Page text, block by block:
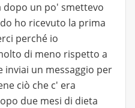
dopo un po' smettevo
ho ricevuto la prima
perché io
di meno rispetto a
inviai un messaggio per
ciò che c' era
due mesi di dieta